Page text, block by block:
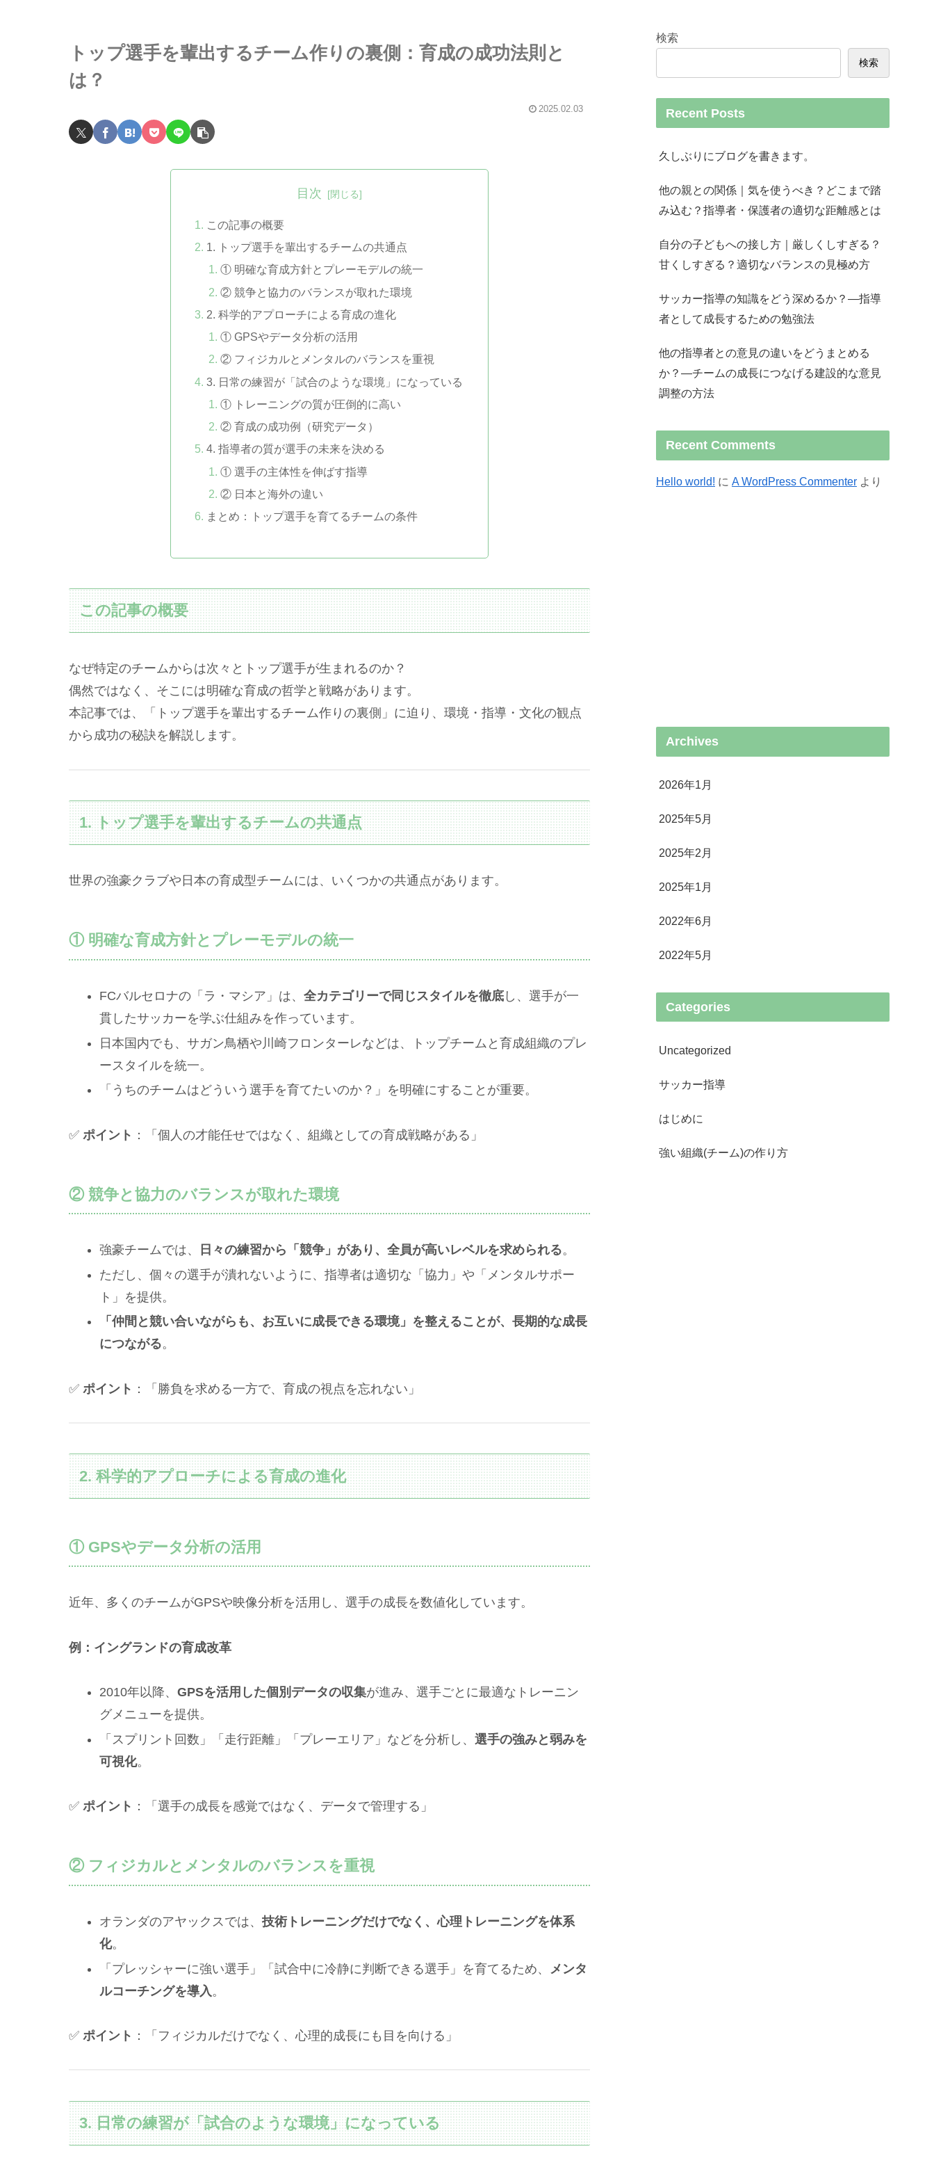
トップ選手を輩出するチーム作りの裏側：育成の成功法則と
は？
2025.02.03
目次
この記事の概要
1. トップ選手を輩出するチームの共通点
① 明確な育成方針とプレーモデルの統一
② 競争と協力のバランスが取れた環境
2. 科学的アプローチによる育成の進化
① GPSやデータ分析の活用
② フィジカルとメンタルのバランスを重視
3. 日常の練習が「試合のような環境」になっている
① トレーニングの質が圧倒的に高い
② 育成の成功例（研究データ）
4. 指導者の質が選手の未来を決める
① 選手の主体性を伸ばす指導
② 日本と海外の違い
まとめ：トップ選手を育てるチームの条件
この記事の概要
なぜ特定のチームからは次々とトップ選手が生まれるのか？
偶然ではなく、そこには明確な育成の哲学と戦略があります。
本記事では、「トップ選手を輩出するチーム作りの裏側」に迫り、環境・指導・文化の観点
から成功の秘訣を解説します。
1. トップ選手を輩出するチームの共通点
世界の強豪クラブや日本の育成型チームには、いくつかの共通点があります。
① 明確な育成方針とプレーモデルの統一
FCバルセロナの「ラ・マシア」は、 全カテゴリーで同じスタイルを徹底し、選手が一
貫したサッカーを学ぶ仕組みを作っています。
日本国内でも、サガン鳥栖や川崎フロンターレなどは、トップチームと育成組織のプレ
ースタイルを統一。
「うちのチームはどういう選手を育てたいのか？」を明確にすることが重要。
✅ ポイント ：「個人の才能任せではなく、組織としての育成戦略がある」
② 競争と協力のバランスが取れた環境
強豪チームでは、 日々の練習から「競争」があり、全員が高いレベルを求められる。
ただし、個々の選手が潰れないように、指導者は適切な「協力」や「メンタルサポー
ト」を提供。
「仲間と競い合いながらも、お互いに成長できる環境」を整えることが、長期的な成長
につながる。
✅ ポイント ：「勝負を求める一方で、育成の視点を忘れない」
2. 科学的アプローチによる育成の進化
① GPSやデータ分析の活用
近年、多くのチームがGPSや映像分析を活用し、選手の成長を数値化しています。
例：イングランドの育成改革
2010年以降、 GPSを活用した個別データの収集が進み、選手ごとに最適なトレーニン
グメニューを提供。
「スプリント回数」「走行距離」「プレーエリア」などを分析し、 選手の強みと弱みを
可視化。
✅ ポイント ：「選手の成長を感覚ではなく、データで管理する」
② フィジカルとメンタルのバランスを重視
オランダのアヤックスでは、 技術トレーニングだけでなく、心理トレーニングを体系
化。
「プレッシャーに強い選手」「試合中に冷静に判断できる選手」を育てるため、
メンタ
ルコーチングを導入 。
✅ ポイント ：「フィジカルだけでなく、心理的成長にも目を向ける」
3. 日常の練習が「試合のような環境」になっている
検索
検索
Recent Posts
久しぶりにブログを書きます。
他の親との関係｜気を使うべき？どこまで踏
み込む？指導者・保護者の適切な距離感とは
自分の子どもへの接し方｜厳しくしすぎる？
甘くしすぎる？適切なバランスの見極め方
サッカー指導の知識をどう深めるか？—指導
者として成長するための勉強法
他の指導者との意見の違いをどうまとめる
か？—チームの成長につなげる建設的な意見
調整の方法
Recent Comments
Hello world! に A WordPress Commenter より
Archives
2026年1月
2025年5月
2025年2月
2025年1月
2022年6月
2022年5月
Categories
Uncategorized
サッカー指導
はじめに
強い組織(チーム)の作り方